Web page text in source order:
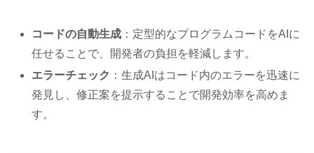
コードの自動生成 ：定型的なプログラムコードをAIに
任せることで、開発者の負担を軽減します。
エラーチェック ：生成AIはコード内のエラーを迅速に
発見し、修正案を提示することで開発効率を高めま
す。